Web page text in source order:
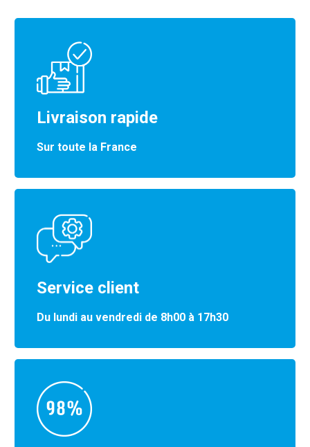
Livraison rapide
Sur toute la France
Service client
Du lundi au vendredi de 8h00 à 17h30